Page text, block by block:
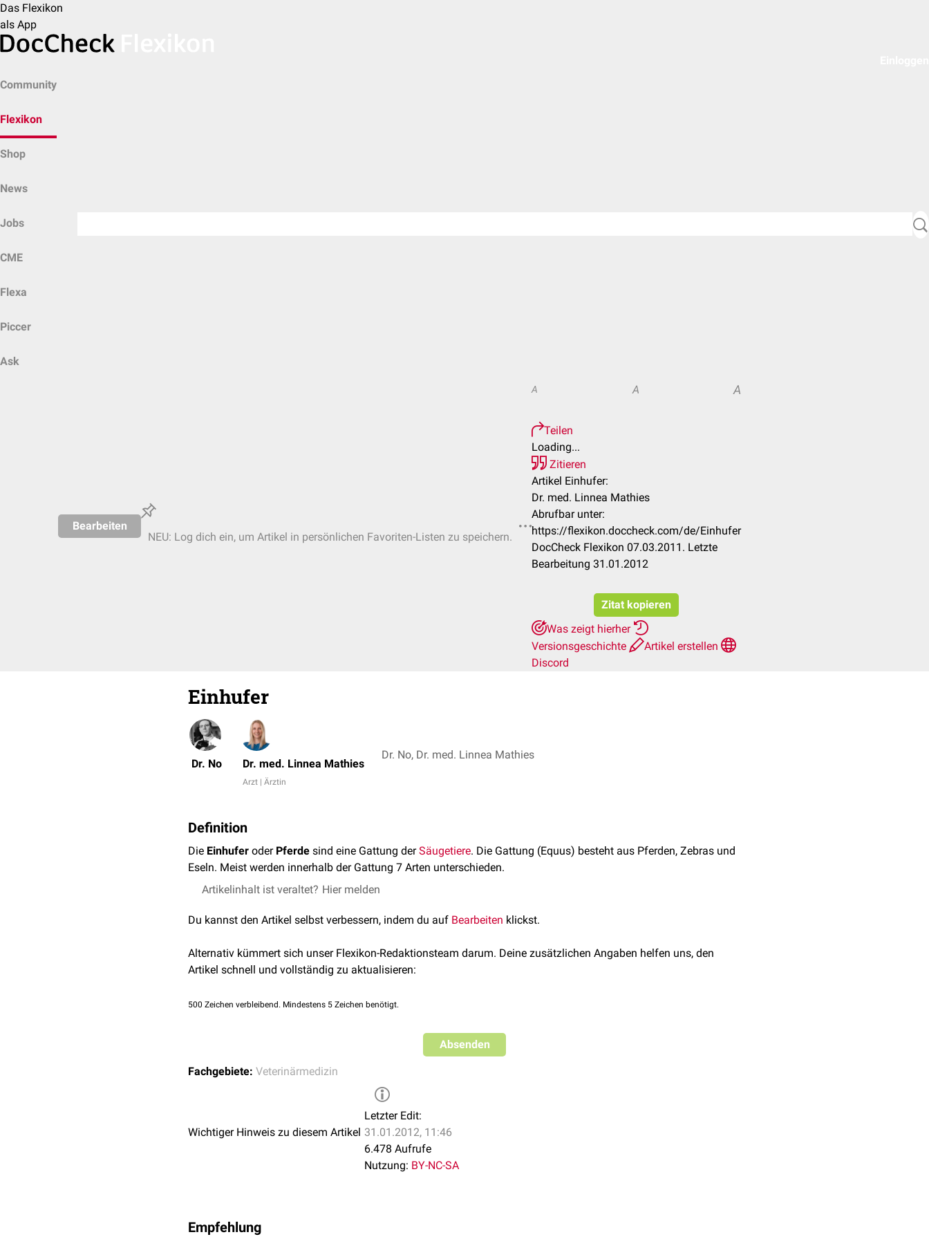
Das Flexikon
als App
Community
Flexikon
Shop
News
Jobs
CME
Flexa
Piccer
Ask
Bearbeiten
NEU: Log dich ein, um Artikel in persönlichen Favoriten-Listen zu speichern.
A A A
Teilen
Loading...
Zitieren
Artikel Einhufer:
Dr. med. Linnea Mathies
Abrufbar unter:
https://flexikon.doccheck.com/de/Einhufer
DocCheck Flexikon 07.03.2011. Letzte
Bearbeitung 31.01.2012
Zitat kopieren
Was zeigt hierher
Versionsgeschichte
Artikel erstellen
Discord
Einhufer
Dr. No Dr. med. Linnea Mathies
Arzt | Ärztin
Dr. No, Dr. med. Linnea Mathies
Definition
Die Einhufer oder Pferde sind eine Gattung derSäugetiere. Die Gattung (Equus) besteht aus Pferden, Zebras und
Eseln. Meist werden innerhalb der Gattung 7 Arten unterschieden.
Artikelinhalt ist veraltet? Hier melden
Du kannst den Artikel selbst verbessern, indem du auf Bearbeiten klickst.
Alternativ kümmert sich unser Flexikon-Redaktionsteam darum. Deine zusätzlichen Angaben helfen uns, den
Artikel schnell und vollständig zu aktualisieren:
500 Zeichen verbleibend. Mindestens 5 Zeichen benötigt.
Absenden
Fachgebiete: Veterinärmedizin
Wichtiger Hinweis zu diesem Artikel
Letzter Edit:
31.01.2012, 11:46
6.478 Aufrufe
Nutzung: BY-NC-SA
Empfehlung